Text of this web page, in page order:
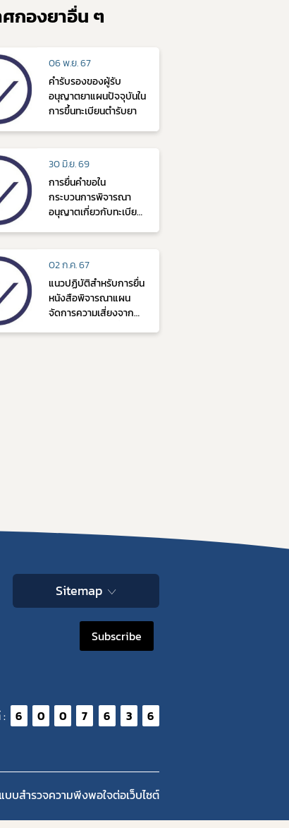
ศกองยาอื่น ๆ
06 พ.ย. 67
คำรับรองของผู้รับ
อนุญาตยาแผนปัจจุบันใน
การขึ้นทะเบียนตำรับยา
30 มิ.ย. 69
การยื่นคำขอใน
กระบวนการพิจารณา
อนุญาตเกี่ยวกับทะเบียน
analogues และ
ผลิตภัณฑ์ยากลุ่ม
Parathyroid hormone
analogues
02 ก.ค. 67
แนวปฏิบัติสำหรับการยื่น
หนังสือพิจารณาแผน
จัดการความเสี่ยงจาก
Sitemap
Subscribe
: 6 0 0 7 6 3 6
แบบสำรวจความพีงพอใจต่อเว็บไซต์